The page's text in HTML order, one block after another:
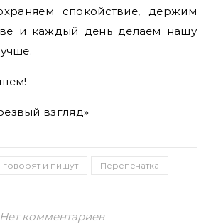
спокойствие, держим
и каждый день делаем нашу
взгляд»
и пишут
Перепечатка
Нет комментариев